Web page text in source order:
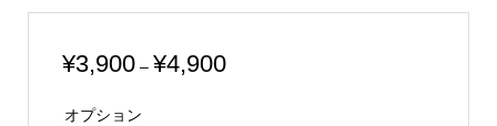
¥3,900 – ¥4,900価
オプション